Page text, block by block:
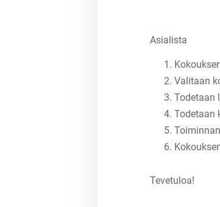
Asialista
Valitaan
Todetaan
Todetaan
⁠⁠⁠⁠⁠⁠⁠Tevetuloa!